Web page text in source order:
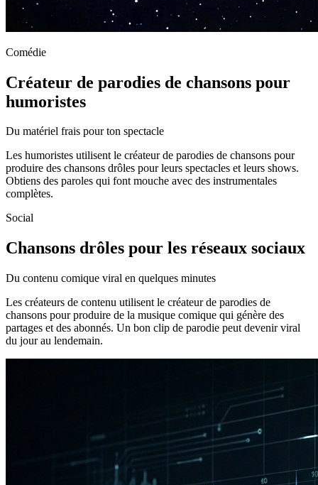
Comédie
Créateur de parodies de chansons pour
humoristes
Du matériel frais pour ton spectacle
Les humoristes utilisent le créateur de parodies de chansons pour
produire des chansons drôles pour leurs spectacles et leurs shows.
Obtiens des paroles qui font mouche avec des instrumentales
complètes.
Social
Chansons drôles pour les réseaux sociaux
Du contenu comique viral en quelques minutes
Les créateurs de contenu utilisent le créateur de parodies de
chansons pour produire de la musique comique qui génère des
partages et des abonnés. Un bon clip de parodie peut devenir viral
du jour au lendemain.